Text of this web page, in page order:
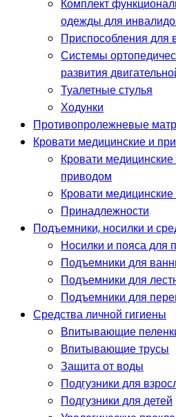
Комплект
одежды для
Приспособления для
Системы
развития
Туалетные стулья
Ходунки
Противопролежневые
Кровати медицинские и
Кровати
приводом
Кровати
Принадлежности
Подъемники, носилки и
Носилки и пояса для
Подъемники для
Подъемники для
Подъемники для
Средства личной гигиены
Впитывающие
Впитывающие трусы
Защита от воды
Подгузники для
Подгузники для детей